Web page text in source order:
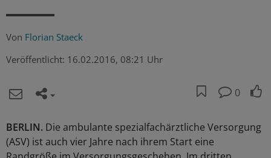
Von Florian Staeck
Veröffentlicht: 16.02.2016, 08:21 Uhr
0
BERLIN. Die ambulante spezialfachärztliche Versorgung
(ASV) ist auch vier Jahre nach ihrem Start eine